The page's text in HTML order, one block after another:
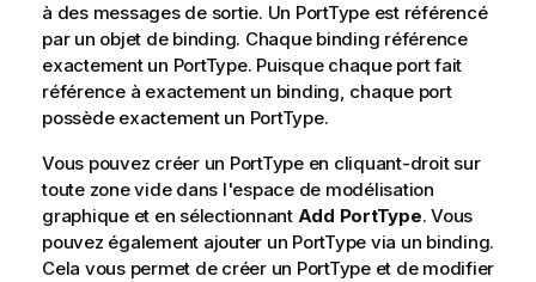
à des messages de sortie. Un PortType est référencé
par un objet de binding. Chaque binding référence
exactement un PortType. Puisque chaque port fait
référence à exactement un binding, chaque port
possède exactement un PortType.
Vous pouvez créer un PortType en cliquant-droit sur
toute zone vide dans l'espace de modélisation
graphique et en sélectionnant Add PortType. Vous
pouvez également ajouter un PortType via un binding.
Cela vous permet de créer un PortType et de modifier